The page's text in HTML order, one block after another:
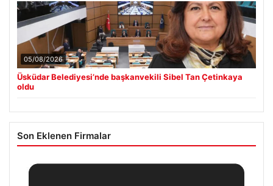
05/08/2026
Üsküdar Belediyesi’nde başkanvekili Sibel Tan Çetinkaya
oldu
Son Eklenen Firmalar